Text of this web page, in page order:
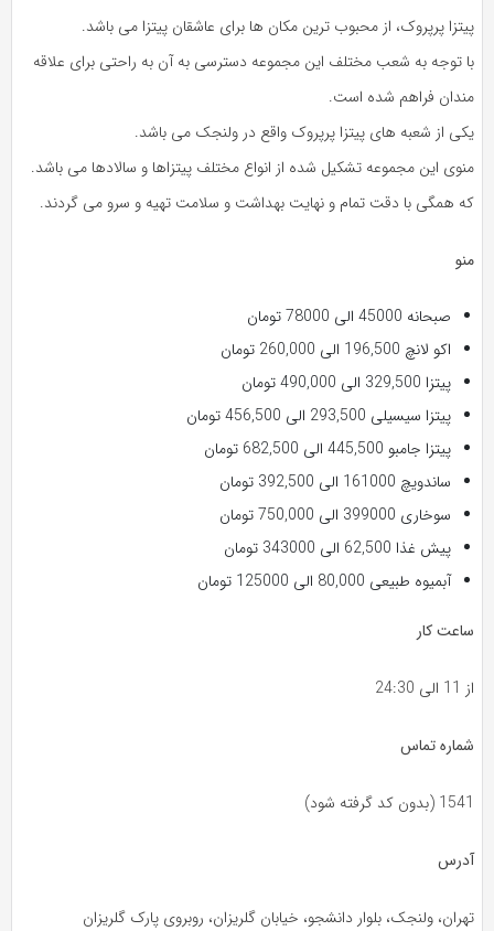
پیتزا پرپروک، از محبوب ترین مکان ها برای عاشقان پیتزا می باشد.
با توجه به شعب مختلف این مجموعه دسترسی به آن به راحتی برای علاقه
مندان فراهم شده است.
یکی از شعبه های پیتزا پرپروک واقع در ولنجک می باشد.
منوی این مجموعه تشکیل شده از انواع مختلف پیتزاها و سالادها می باشد.
که همگی با دقت تمام و نهایت بهداشت و سلامت تهیه و سرو می گردند.
منو
صبحانه 45000 الی 78000 تومان
اکو لانچ 196,500 الی 260,000 تومان
پیتزا 329,500 الی 490,000 تومان
پیتزا سیسیلی 293,500 الی 456,500 تومان
پیتزا جامبو 445,500 الی 682,500 تومان
ساندویچ 161000 الی 392,500 تومان
سوخاری 399000 الی 750,000 تومان
پیش غذا 62,500 الی 343000 تومان
آبمیوه طبیعی 80,000 الی 125000 تومان
ساعت کار
از 11 الی 24:30
شماره تماس
1541 (بدون کد گرفته شود)
آدرس
تهران، ولنجک، بلوار دانشجو، خیابان گلریزان، روبروی پارک گلریزان